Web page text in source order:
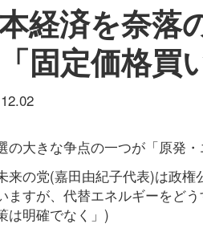
経済を奈落
固定価格買
の大きな争点の一つが「原発・
来の党(嘉田由紀子代表)は政
ますが、代替エネルギーをど
は明確でなく」)